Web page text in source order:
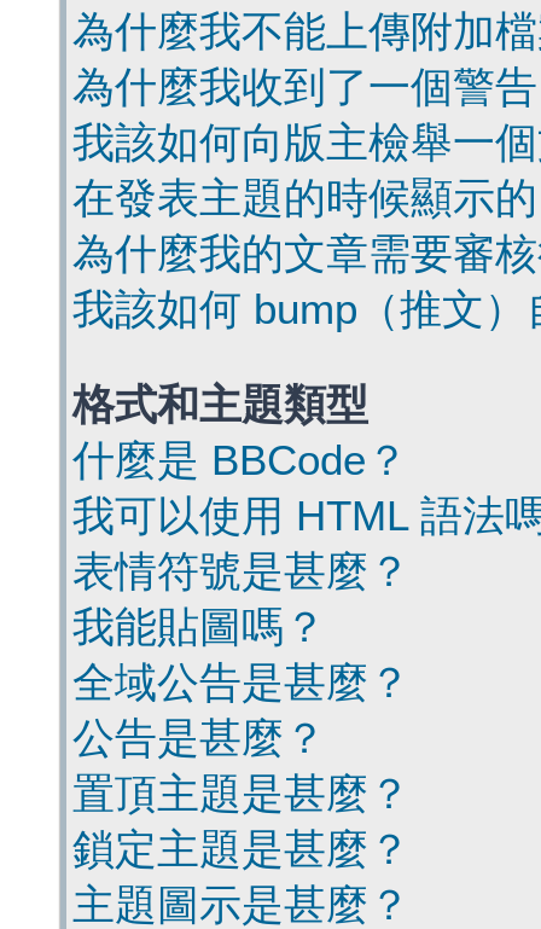
為什麼我不能上傳附加
為什麼我收到了一個警
我該如何向版主檢舉一
在發表主題的時候顯示
為什麼我的文章需要審
我該如何 bump（推文
格式和主題類型
什麼是 BBCode？
我可以使用 HTML 語法
表情符號是甚麼？
我能貼圖嗎？
全域公告是甚麼？
公告是甚麼？
置頂主題是甚麼？
鎖定主題是甚麼？
主題圖示是甚麼？